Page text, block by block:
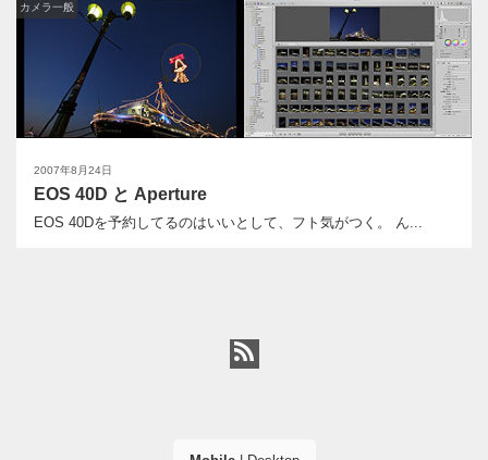
2007年8月24日
カメラ一般
EOS 40D と Aperture
EOS 40Dを予約してるのはいいとして、フト気がつく。 ん...